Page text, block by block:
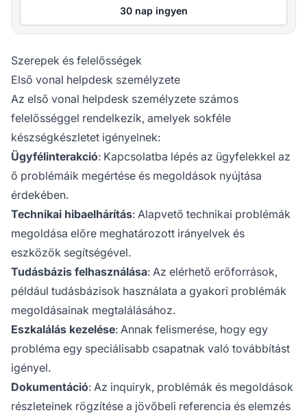
30 nap ingyen
Szerepek és felelősségek
Első vonal helpdesk személyzete
Az első vonal helpdesk személyzete számos
felelősséggel rendelkezik, amelyek sokféle
készségkészletet igényelnek:
Ügyfélinterakció: Kapcsolatba lépés az ügyfelekkel az
ő problémáik megértése és megoldások nyújtása
érdekében.
Technikai hibaelhárítás: Alapvető technikai problémák
megoldása előre meghatározott irányelvek és
eszközök segítségével.
Tudásbázis felhasználása: Az elérhető erőforrások,
például tudásbázisok használata a gyakori problémák
megoldásainak megtalálásához.
Eszkalálás kezelése: Annak felismerése, hogy egy
probléma egy speciálisabb csapatnak való továbbítást
igényel.
Dokumentáció: Az inquiryk, problémák és megoldások
részleteinek rögzítése a jövőbeli referencia és elemzés